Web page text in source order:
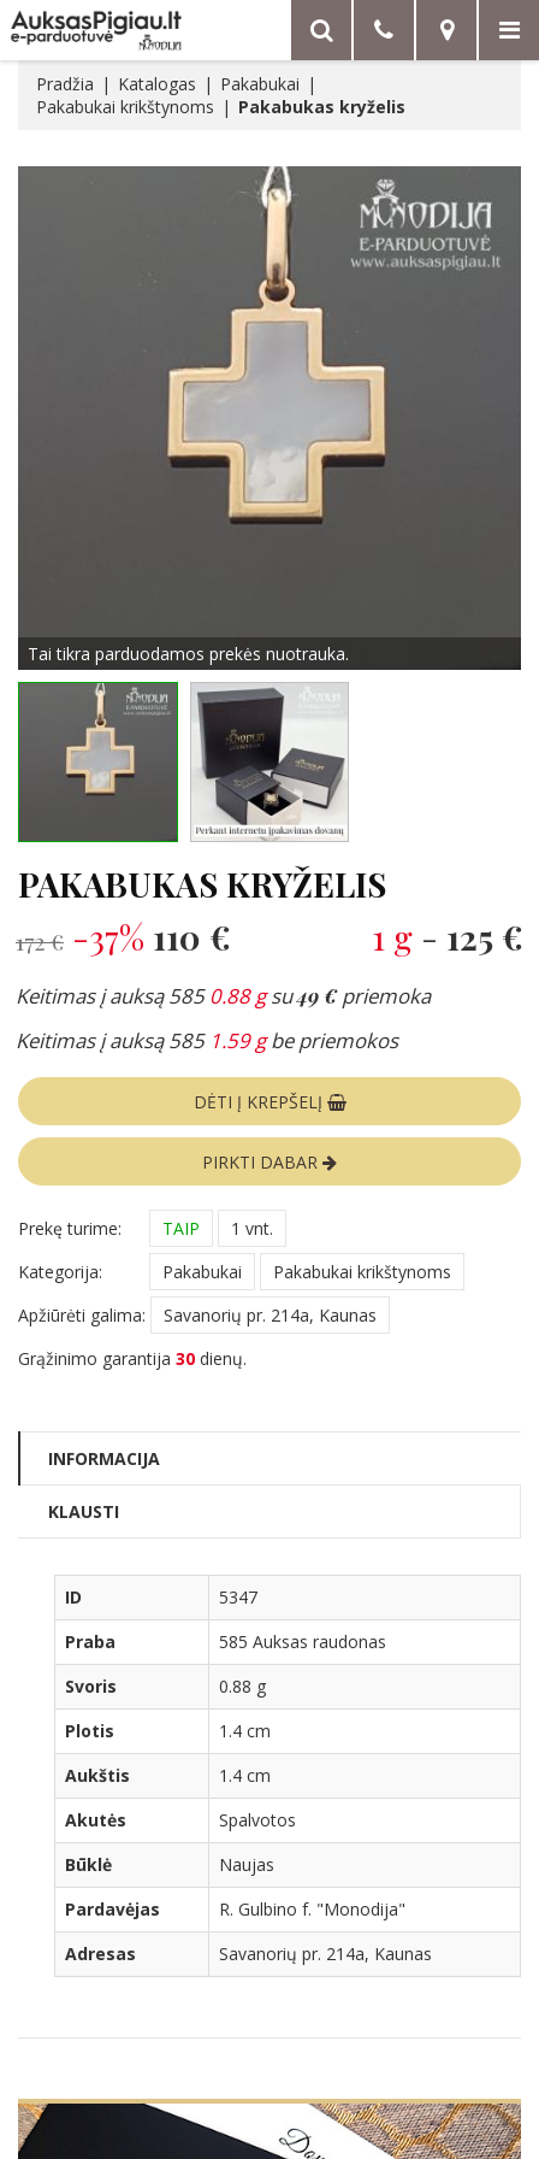
Pradžia Katalogas
Pakabukai
Pakabukai krikštynoms
Pakabukas kryželis
Tai tikra parduodamos prekės nuotrauka.
PAKABUKAS KRYŽELIS
172 € -37% 110 € 1 g - 125 €
Keitimas į auksą 585 0.88 gsu49 €priemoka
Keitimas į auksą 585 1.59 gbe priemokos
DĖTI Į KREPŠELĮ
PIRKTI DABAR
Prekę turime: TAIP
1 vnt.
Kategorija:
Pakabukai
Pakabukai krikštynoms
Apžiūrėti galima:
Savanorių pr. 214a, Kaunas
Grąžinimo garantija 30 dienų.
INFORMACIJA
KLAUSTI
ID
5347
Praba
585 Auksas raudonas
Svoris
0.88 g
Plotis
1.4 cm
Aukštis
1.4 cm
Akutės
Spalvotos
Būklė
Naujas
Pardavėjas
R. Gulbino f. "Monodija"
Adresas
Savanorių pr. 214a, Kaunas